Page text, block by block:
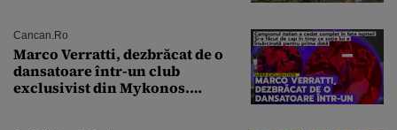
Cancan.ro
Marco Verratti, dezbrăcat de o
dansatoare într-un club
exclusivist din Mykonos.